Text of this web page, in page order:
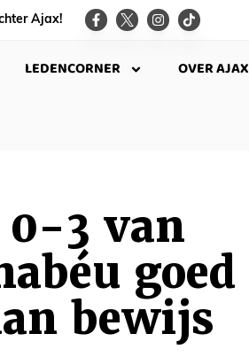
Ajax!
LEDENCORNER OVER AJAX
0-3 van
goed
bewijs